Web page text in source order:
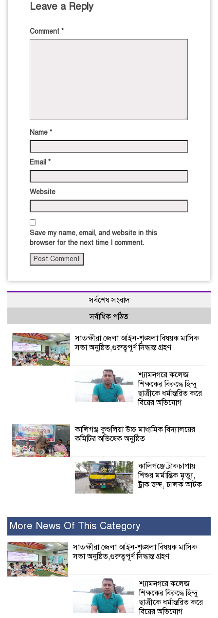
Leave a Reply
Comment *
Name *
Email *
Website
Save my name, email, and website in this
browser for the next time I comment.
সর্বশেষ সংবাদ
সর্বাধিক পঠিত
সাতক্ষীরা জেলা আইন-শৃঙ্খলা বিষয়ক মাসিক
সভা অনুষ্ঠিত,গুরুত্বপূর্ণ সিদ্ধান্ত গ্রহণ
শ্যামনগরে কলেজ
শিক্ষকের বিরুদ্ধে হিন্দু
ছাত্রীকে ধর্মান্তরিত করে
বিয়ের অভিযোগ
কালিগঞ্জ কুশুলিয়া উচ্চ মাধ্যমিক বিদ্যালয়ের
কমিটির অভিষেক অনুষ্ঠিত
কালিগঞ্জে ট্রাকচাপায়
শিশুর মর্মান্তিক মৃত্যু,
ট্রাক জব্দ, চালক আটক
গণঅভ্যুত্থান দিবসে আলোচনা সভা পুরষ্কার
বিতরণ
২৮ জনের সাক্ষ্য শেষ, কাদেরসহ সাতজনের
ইসলামের সবচেয়ে
বেশি ক্ষতি করেছে
জামায়াত: নুরুল হক
More News Of This Category
সাতক্ষীরা জেলা আইন-শৃঙ্খলা বিষয়ক মাসিক
সভা অনুষ্ঠিত,গুরুত্বপূর্ণ সিদ্ধান্ত গ্রহণ
শ্যামনগরে কলেজ
শিক্ষকের বিরুদ্ধে হিন্দু
ছাত্রীকে ধর্মান্তরিত করে
বিয়ের অভিযোগ